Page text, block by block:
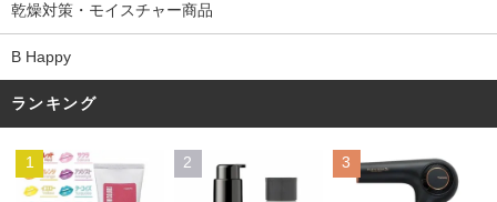
乾燥対策・モイスチャー商品
B Happy
ランキング
1 2 3